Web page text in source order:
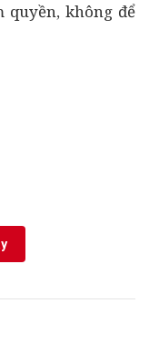
quyền, không để